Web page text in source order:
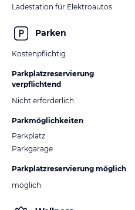
Ladestation für Elektroautos
Parken
Kostenpflichtig
Parkplatzreservierung
verpflichtend
Nicht erforderlich
Parkmöglichkeiten
Parkplatz
Parkgarage
Parkplatzreservierung möglich
möglich